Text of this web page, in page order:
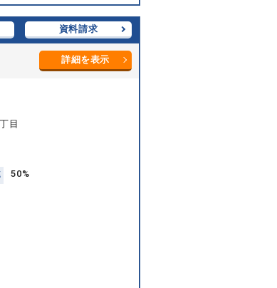
資料請求
詳細を表示
目
50%